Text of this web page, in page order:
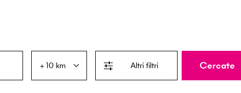
Altri filtri Cercate